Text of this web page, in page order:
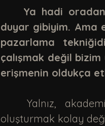
Ya hadi
duyar gibiyim. Ama
pazarlama
çalışmak değil
erişmenin oldukça
oluşturmak kolay